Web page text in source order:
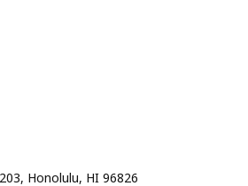
Honolulu, HI 96826